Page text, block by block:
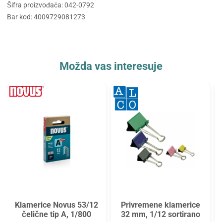
Šifra proizvođača: 042-0792
Bar kod: 4009729081273
Možda vas interesuje
Klamerice Novus 53/12
čelične tip A, 1/800
Privremene klamerice
32 mm, 1/12 sortirano